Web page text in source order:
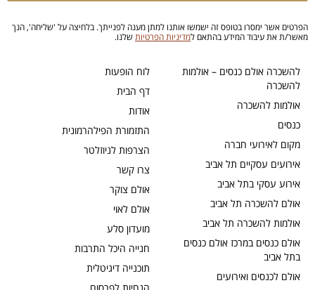
לוח הופעות
דף הבית
אודות
התזמורת הפילהרמונית
הצרפות לניוזלטר
צרו קשר
אולם צוקר
אולם לאוי
מועדון סלע
חנייה היכל התרבות
תוכנייה דיגיטלית
הנחיות לפרסום
להשכרה אולם כנסים – אולמות
להשכרה
אולמות להשכרה
כנסים
מקום לאירועי חברה
אירועים עסקיים תל אביב
אירוע עסקי בתל אביב
אולם להשכרה תל אביב
אולמות להשכרה תל אביב
אולם כנסים במרכז אולם כנסים
בתל אביב
אולם לכנסים ואירועים
הפרטים אשר ימסרו בטופס זה ישמשו אותנו למתן מענה לפנייתך. בלחיצה על 'שליחה', הנך
מאשר/ת את עיבוד המידע בהתאם למדיניות הפרטיות שלנו.